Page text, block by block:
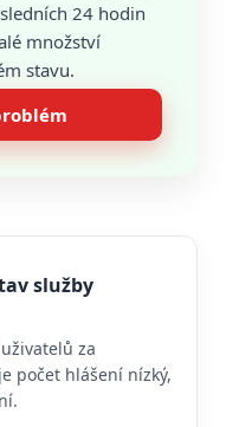
24 hodin
množství
stavu.
služby
za
počet hlášení nízký,